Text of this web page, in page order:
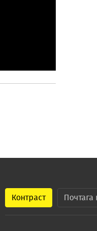
Контраст Почтага